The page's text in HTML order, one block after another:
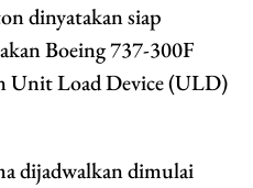
dinyatakan siap
Boeing 737-300F
Unit Load Device (ULD)
dijadwalkan dimulai